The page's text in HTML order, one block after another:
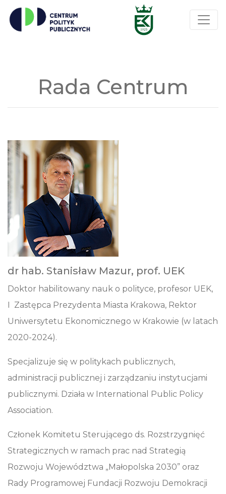
Rada Centrum
dr hab. Stanisław Mazur, prof. UEK
Doktor habilitowany nauk o polityce, profesor UEK,
I Zastępca Prezydenta Miasta Krakowa, Rektor
Uniwersytetu Ekonomicznego w Krakowie (w latach
2020-2024).
Specjalizuje się w politykach publicznych,
administracji publicznej i zarządzaniu instytucjami
publicznymi. Działa w International Public Policy
Association.
Członek Komitetu Sterującego ds. Rozstrzygnięć
Strategicznych w ramach prac nad Strategią
Rozwoju Województwa „Małopolska 2030” oraz
Rady Programowej Fundacji Rozwoju Demokracji